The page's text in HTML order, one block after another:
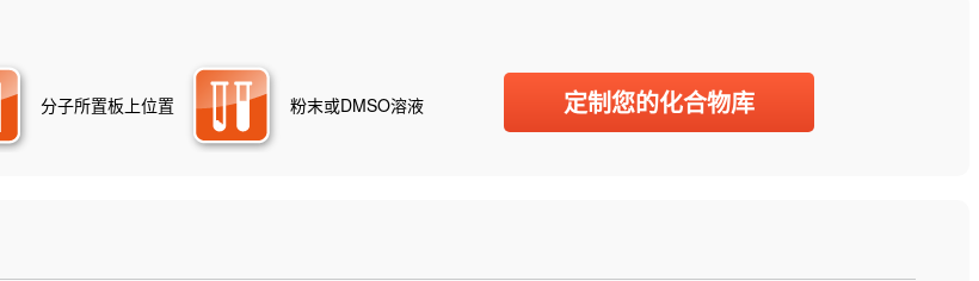
分子所置板上位置 粉末或DMSO溶液 定制您的化合物库